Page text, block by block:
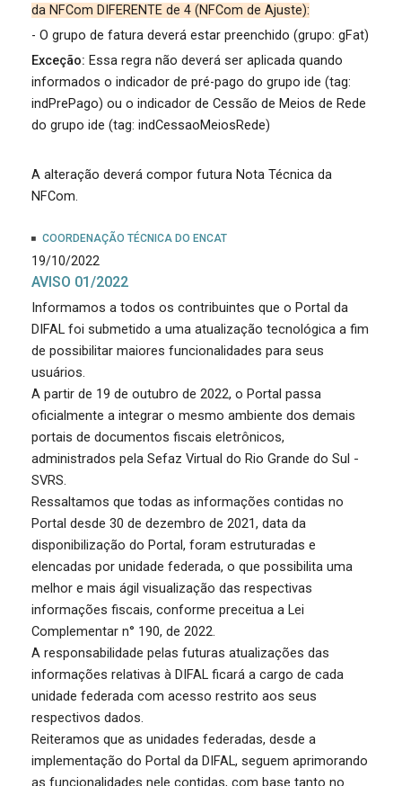
da NFCom DIFERENTE de 4 (NFCom de Ajuste):
- O grupo de fatura deverá estar preenchido (grupo: gFat)
Exceção: Essa regra não deverá ser aplicada quando
informados o indicador de pré-pago do grupo ide (tag:
indPrePago) ou o indicador de Cessão de Meios de Rede
do grupo ide (tag: indCessaoMeiosRede)
A alteração deverá compor futura Nota Técnica da
NFCom.
COORDENAÇÃO TÉCNICA DO ENCAT
19/10/2022
AVISO 01/2022
Informamos a todos os contribuintes que o Portal da
DIFAL foi submetido a uma atualização tecnológica a fim
de possibilitar maiores funcionalidades para seus
usuários.
A partir de 19 de outubro de 2022, o Portal passa
oficialmente a integrar o mesmo ambiente dos demais
portais de documentos fiscais eletrônicos,
administrados pela Sefaz Virtual do Rio Grande do Sul -
SVRS.
Ressaltamos que todas as informações contidas no
Portal desde 30 de dezembro de 2021, data da
disponibilização do Portal, foram estruturadas e
elencadas por unidade federada, o que possibilita uma
melhor e mais ágil visualização das respectivas
informações fiscais, conforme preceitua a Lei
Complementar n° 190, de 2022.
A responsabilidade pelas futuras atualizações das
informações relativas à DIFAL ficará a cargo de cada
unidade federada com acesso restrito aos seus
respectivos dados.
Reiteramos que as unidades federadas, desde a
implementação do Portal da DIFAL, seguem aprimorando
as funcionalidades nele contidas, com base tanto no